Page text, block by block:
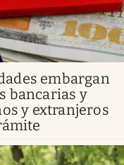
embargan
bancarias y
y extranjeros